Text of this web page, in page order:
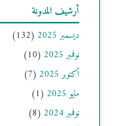
أرشيف المدونة
ديسمبر 2025
(132)
نوفمبر 2025
(10)
أكتوبر 2025
(7)
مايو 2025
(1)
نوفمبر 2024
(8)